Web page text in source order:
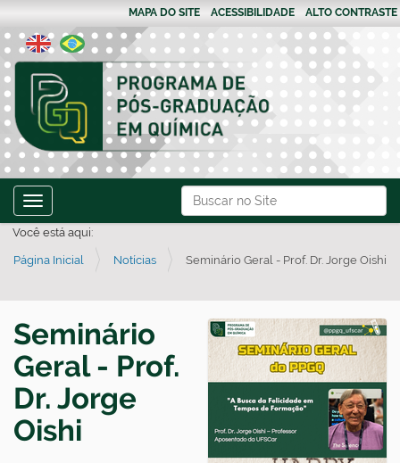
Busca
Busca Avançada…
MAPA DO SITE ACESSIBILIDADE ALTO CONTRASTE
Toggle navigation
Você está aqui:
Página Inicial Notícias Seminário Geral - Prof. Dr. Jorge Oishi
Seminário
Geral - Prof.
Dr. Jorge
Oishi